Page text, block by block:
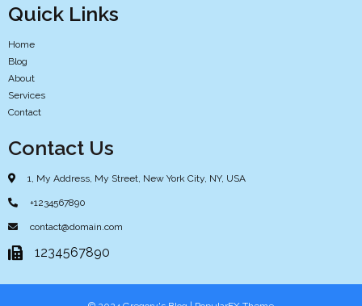
Quick Links
Home
Blog
About
Services
Contact
Contact Us
1, My Address, My Street, New York City, NY, USA
+1234567890
contact@domain.com
1234567890